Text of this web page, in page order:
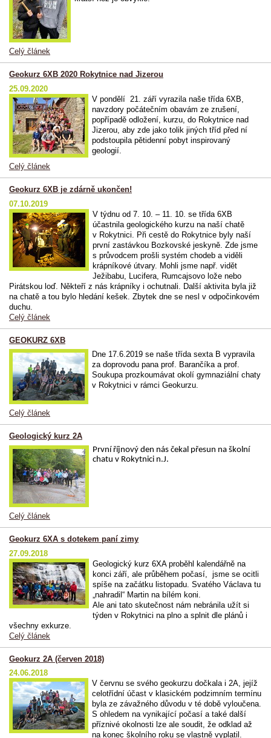
Celý článek
Geokurz 6XB 2020 Rokytnice nad Jizerou
25.09.2020
V pondělí 21. září vyrazila naše třída 6XB,
navzdory počátečním obavám ze zrušení,
popřípadě odložení, kurzu, do Rokytnice nad
Jizerou, aby zde jako tolik jiných tříd před ní
podstoupila pětidenní pobyt inspirovaný
geologií.
Celý článek
Geokurz 6XB je zdárně ukončen!
07.10.2019
V týdnu od 7. 10. – 11. 10. se třída 6XB
účastnila geologického kurzu na naší chatě
v Rokytnici. Při cestě do Rokytnice byly naší
první zastávkou Bozkovské jeskyně. Zde jsme
s průvodcem prošli systém chodeb a viděli
krápníkové útvary. Mohli jsme např. vidět
Ježibabu, Lucifera, Rumcajsovo lože nebo
Pirátskou loď. Někteří z nás krápníky i ochutnali. Další aktivita byla již
na chatě a tou bylo hledání kešek. Zbytek dne se nesl v odpočinkovém
duchu.
Celý článek
GEOKURZ 6XB
Dne 17.6.2019 se naše třída sexta B vypravila
za doprovodu pana prof. Barančíka a prof.
Soukupa prozkoumávat okolí gymnaziální chaty
v Rokytnici v rámci Geokurzu.
Celý článek
Geologický kurz 2A
První říjnový den nás čekal přesun na školní
chatu v Rokytnici n.J.
Celý článek
Geokurz 6XA s dotekem paní zimy
27.09.2018
Geologický kurz 6XA proběhl kalendářně na
konci září, ale průběhem počasí, jsme se ocitli
spíše na začátku listopadu. Svatého Václava tu
„nahradil“ Martin na bílém koni.
Ale ani tato skutečnost nám nebránila užít si
týden v Rokytnici na plno a splnit dle plánů i
všechny exkurze.
Celý článek
Geokurz 2A (červen 2018)
24.06.2018
V červnu se svého geokurzu dočkala i 2A, jejíž
celotřídní účast v klasickém podzimním termínu
byla ze závažného důvodu v té době vyloučena.
S ohledem na vynikající počasí a také další
příznivé okolnosti lze ale soudit, že odklad až
na konec školního roku se vlastně vyplatil.